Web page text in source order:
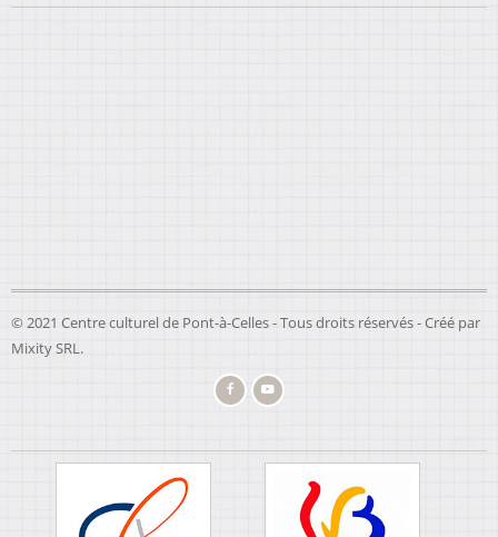
© 2021 Centre culturel de Pont-à-Celles - Tous droits réservés - Créé par
Mixity SRL.